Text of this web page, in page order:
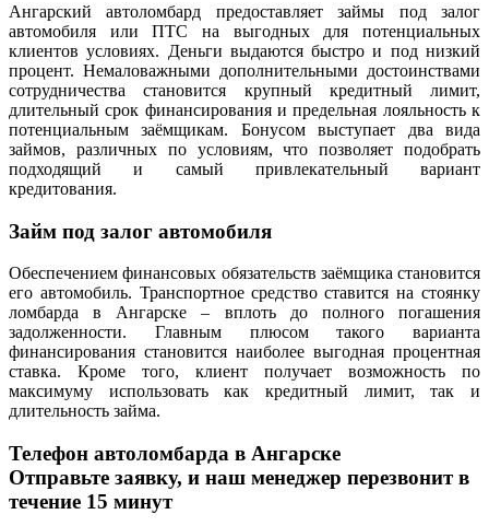
Ангарский автоломбард предоставляет займы под залог
автомобиля или ПТС на выгодных для потенциальных
клиентов условиях. Деньги выдаются быстро и под низкий
процент. Немаловажными дополнительными достоинствами
сотрудничества становится крупный кредитный лимит,
длительный срок финансирования и предельная лояльность к
потенциальным заёмщикам. Бонусом выступает два вида
займов, различных по условиям, что позволяет подобрать
подходящий и самый привлекательный вариант
кредитования.
Займ под залог автомобиля
Обеспечением финансовых обязательств заёмщика становится
его автомобиль. Транспортное средство ставится на стоянку
ломбарда в Ангарске – вплоть до полного погашения
задолженности. Главным плюсом такого варианта
финансирования становится наиболее выгодная процентная
ставка. Кроме того, клиент получает возможность по
максимуму использовать как кредитный лимит, так и
длительность займа.
Телефон автоломбарда в Ангарске
Отправьте заявку, и наш менеджер перезвонит в
течение 15 минут